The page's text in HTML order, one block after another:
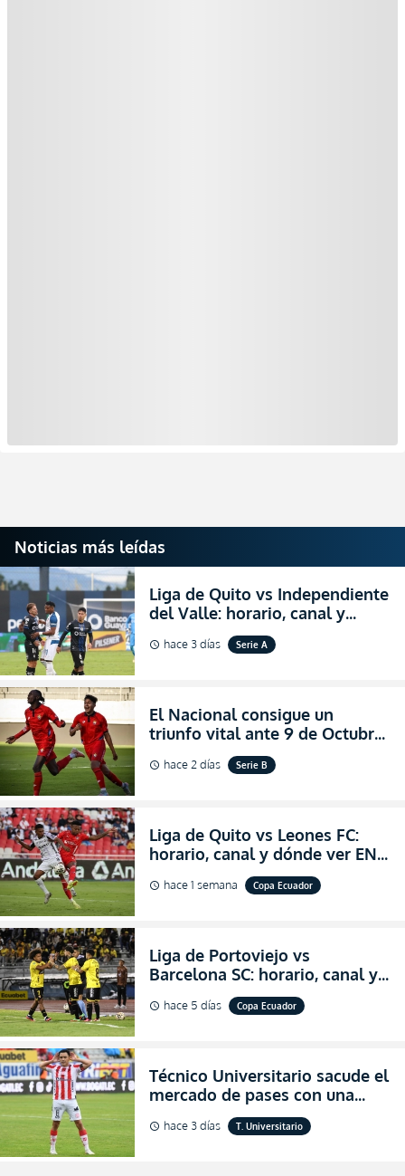
Noticias más leídas
Liga de Quito vs Independiente
del Valle: horario, canal y
dónde ver EN VIVO el
partidazo por la fecha 24 de la
schedule hace 3 días Serie A
El Nacional consigue un
triunfo vital ante 9 de Octubre
para encender la fe en la
salvación
schedule hace 2 días Serie B
Liga de Quito vs Leones FC:
horario, canal y dónde ver EN
VIVO los octavos de final de la
Copa Ecuador 2026
schedule hace 1 semana Copa Ecuador
Liga de Portoviejo vs
Barcelona SC: horario, canal y
dónde ver EN VIVO los octavos
de final de la Copa Ecuador
schedule hace 5 días Copa Ecuador
Técnico Universitario sacude el
mercado de pases con una
verdadera revolución para
asegurar la permanencia
schedule hace 3 días T. Universitario